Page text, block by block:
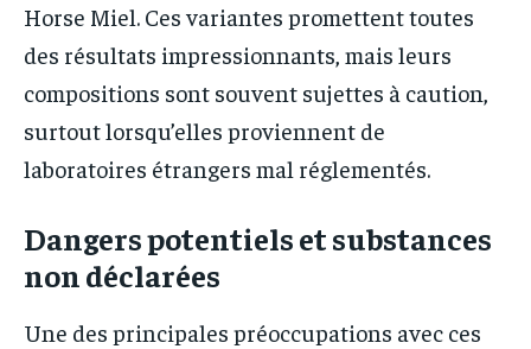
Horse Miel. Ces variantes promettent toutes
des résultats impressionnants, mais leurs
compositions sont souvent sujettes à caution,
surtout lorsqu’elles proviennent de
laboratoires étrangers mal réglementés.
Dangers potentiels et substances
non déclarées
Une des principales préoccupations avec ces